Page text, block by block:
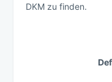
DKM zu finden.